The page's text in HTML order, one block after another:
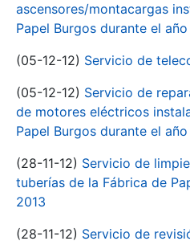
ascensores/montacargas
Papel Burgos durante el
(05-12-12) Servicio de
(05-12-12) Servicio de
de motores eléctricos
Papel Burgos durante el
(28-11-12) Servicio de
tuberías de la Fábrica de
2013
(28-11-12) Servicio de